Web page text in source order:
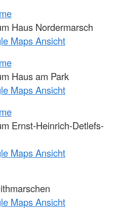
Haus Nordermarsch
Maps Ansicht
Haus am Park
Maps Ansicht
Ernst-Heinrich-Detlefs-
Maps Ansicht
Maps Ansicht